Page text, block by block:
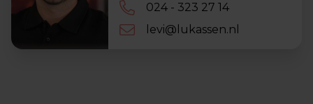
024 - 323 27 14
levi@lukassen.nl